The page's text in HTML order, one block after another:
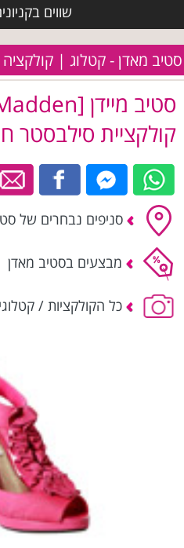
שווים
סטיב מאדן - קטלוג | קולקציה
קולקציית סילבסטר חורף
סניפים נבחרים של
מבצעים בסטיב מאדן
כל הקולקציות /